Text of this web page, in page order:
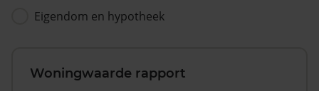
Eigendom en hypotheek
Woningwaarde rapport